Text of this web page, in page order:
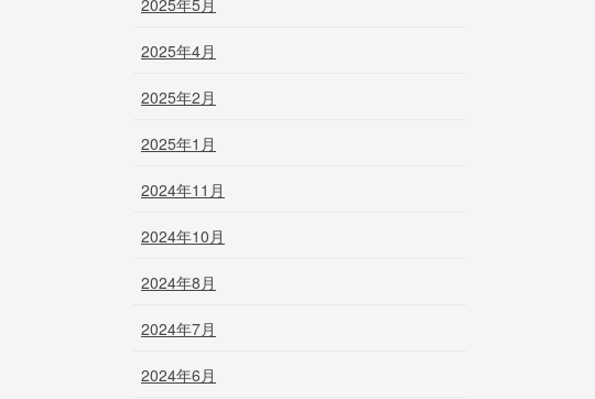
2025年5月
2025年4月
2025年2月
2025年1月
2024年11月
2024年10月
2024年8月
2024年7月
2024年6月